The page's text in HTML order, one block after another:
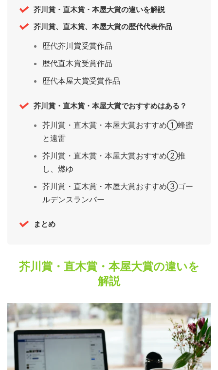
芥川賞・直木賞・本屋大賞の違いを解説
芥川賞、直木賞、本屋大賞の歴代代表作品
歴代芥川賞受賞作品
歴代直木賞受賞作品
歴代本屋大賞受賞作品
芥川賞・直木賞・本屋大賞でおすすめはある？
芥川賞・直木賞・本屋大賞おすすめ①蜂蜜
と遠雷
芥川賞・直木賞・本屋大賞おすすめ②推
し、燃ゆ
芥川賞・直木賞・本屋大賞おすすめ③ゴー
ルデンスランバー
まとめ
芥川賞・直木賞・本屋大賞の違いを
解説